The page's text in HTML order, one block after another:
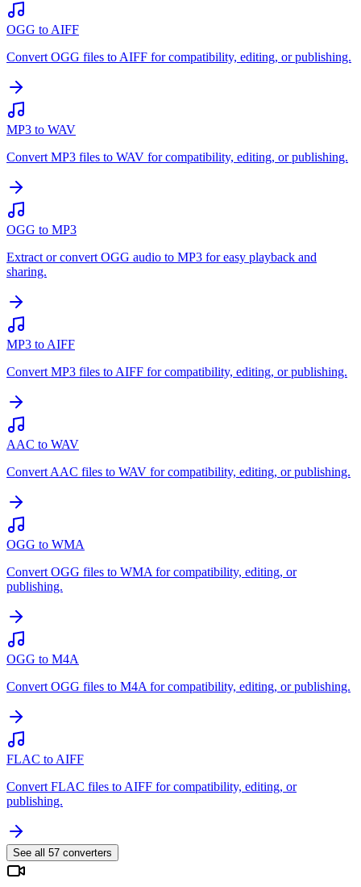
OGG to AIFF
Convert OGG files to AIFF for compatibility, editing, or publishing.
MP3 to WAV
Convert MP3 files to WAV for compatibility, editing, or publishing.
OGG to MP3
Extract or convert OGG audio to MP3 for easy playback and
sharing.
MP3 to AIFF
Convert MP3 files to AIFF for compatibility, editing, or publishing.
AAC to WAV
Convert AAC files to WAV for compatibility, editing, or publishing.
OGG to WMA
Convert OGG files to WMA for compatibility, editing, or
publishing.
OGG to M4A
Convert OGG files to M4A for compatibility, editing, or publishing.
FLAC to AIFF
Convert FLAC files to AIFF for compatibility, editing, or
publishing.
See all 57 converters